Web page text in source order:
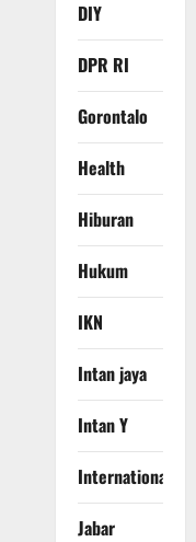
DIY
DPR RI
Gorontalo
Health
Hiburan
Hukum
IKN
Intan jaya
Intan Y
International
Jabar